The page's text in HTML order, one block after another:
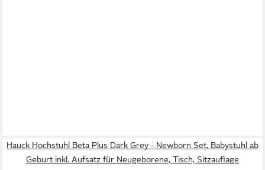
Hauck Hochstuhl Beta Plus Dark Grey - Newborn Set, Babystuhl ab
Geburt inkl. Aufsatz für Neugeborene, Tisch, Sitzauflage